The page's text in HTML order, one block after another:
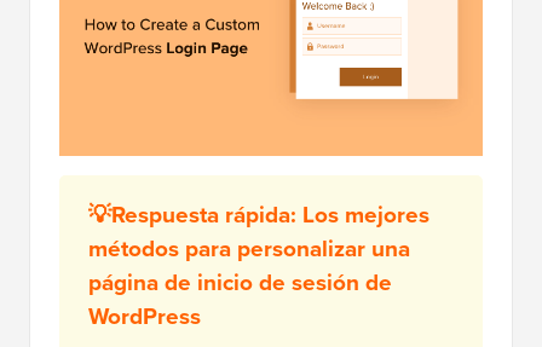
💡Respuesta rápida: Los mejores
métodos para personalizar una
página de inicio de sesión de
WordPress